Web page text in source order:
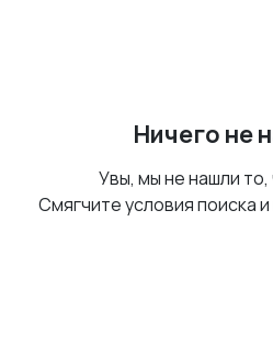
Ничего не
Увы, мы не нашли то,
Смягчите условия поиска